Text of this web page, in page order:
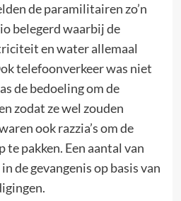
de paramilitairen zo’n
belegerd waarbij de
en water allemaal
telefoonverkeer was niet
de bedoeling om de
zodat ze wel zouden
ook razzia’s om de
pakken. Een aantal van
de gevangenis op basis van